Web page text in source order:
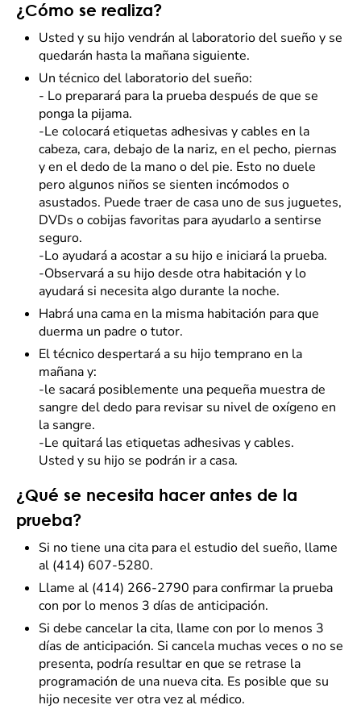
¿Cómo se realiza?
Usted y su hijo vendrán al laboratorio del sueño y se
quedarán hasta la mañana siguiente.
Un técnico del laboratorio del sueño:
- Lo preparará para la prueba después de que se
ponga la pijama.
-Le colocará etiquetas adhesivas y cables en la
cabeza, cara, debajo de la nariz, en el pecho, piernas
y en el dedo de la mano o del pie. Esto no duele
pero algunos niños se sienten incómodos o
asustados. Puede traer de casa uno de sus juguetes,
DVDs o cobijas favoritas para ayudarlo a sentirse
seguro.
-Lo ayudará a acostar a su hijo e iniciará la prueba.
-Observará a su hijo desde otra habitación y lo
ayudará si necesita algo durante la noche.
Habrá una cama en la misma habitación para que
duerma un padre o tutor.
El técnico despertará a su hijo temprano en la
mañana y:
-le sacará posiblemente una pequeña muestra de
sangre del dedo para revisar su nivel de oxígeno en
la sangre.
-Le quitará las etiquetas adhesivas y cables.
Usted y su hijo se podrán ir a casa.
¿Qué se necesita hacer antes de la
prueba?
Si no tiene una cita para el estudio del sueño, llame
al (414) 607-5280.
Llame al (414) 266-2790 para confirmar la prueba
con por lo menos 3 días de anticipación.
Si debe cancelar la cita, llame con por lo menos 3
días de anticipación. Si cancela muchas veces o no se
presenta, podría resultar en que se retrase la
programación de una nueva cita. Es posible que su
hijo necesite ver otra vez al médico.